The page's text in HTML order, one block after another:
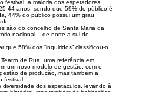
festival, a maioria dos espetadores
44 anos, sendo que 59% do público é
44% do público possui um grau
são do concelho de Santa Maria da
nacional – de norte a sul de
que 58% dos “inquiridos” classificou-o
de Rua, uma referência em
um novo modelo de gestão, com o
de produção, mas também a
festival.
dos espetáculos, levando à